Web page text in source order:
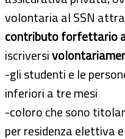
volontaria al SSN
contributo forfettario
iscriversi
-gli studenti e le
inferiori a tre mesi
-coloro che sono
per residenza elettiva